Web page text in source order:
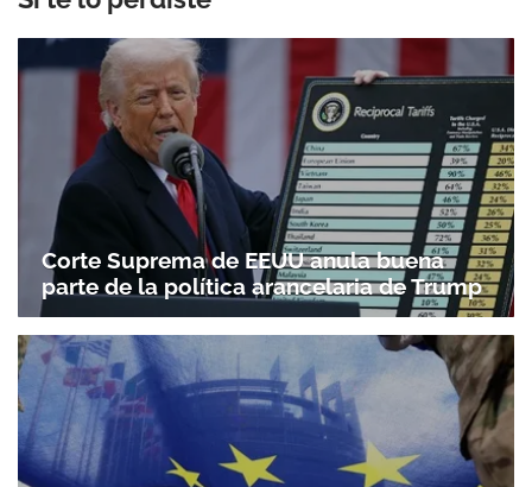
Corte Suprema de EEUU anula buena
parte de la política arancelaria de Trump